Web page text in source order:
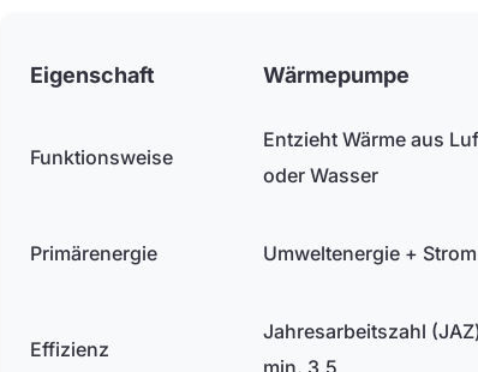
Eigenschaft Wärmepumpe
Funktionsweise
Entzieht Wärme aus
oder Wasser
Primärenergie Umweltenergie + Strom
Effizienz
Jahresarbeitszahl
min. 3,5